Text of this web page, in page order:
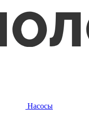
Насосы